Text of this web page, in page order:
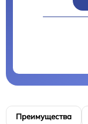
Преимущества